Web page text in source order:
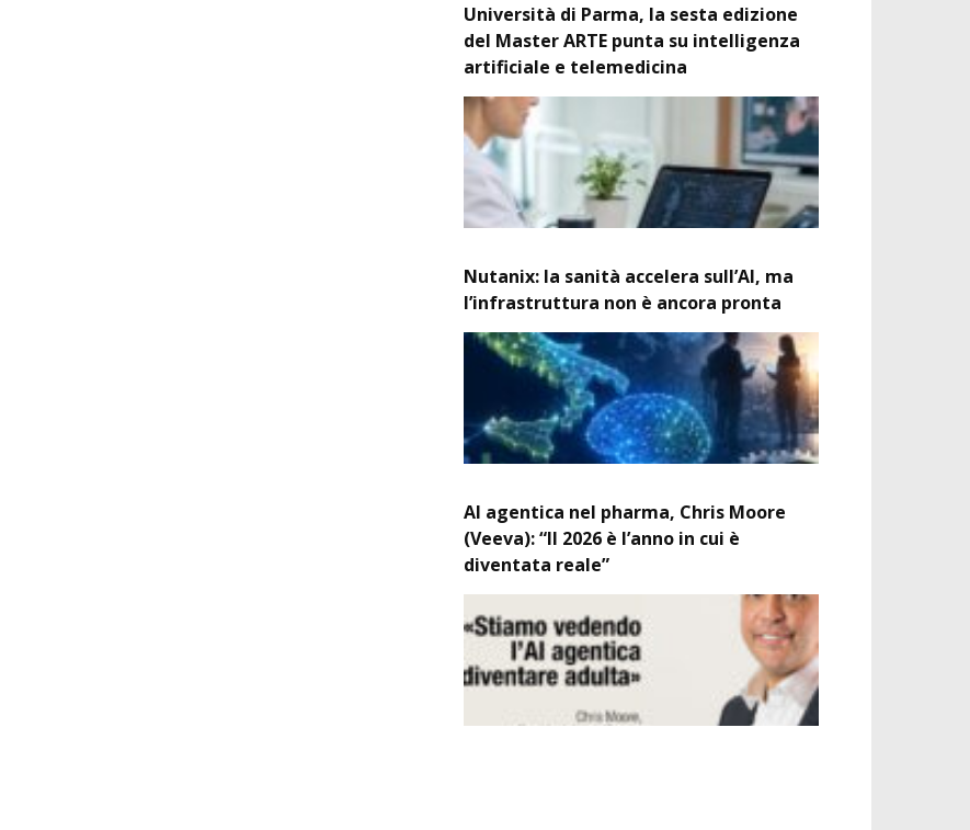
Università di Parma, la sesta edizione
del Master ARTE punta su intelligenza
artificiale e telemedicina
Nutanix: la sanità accelera sull’AI, ma
l’infrastruttura non è ancora pronta
AI agentica nel pharma, Chris Moore
(Veeva): “Il 2026 è l’anno in cui è
diventata reale”